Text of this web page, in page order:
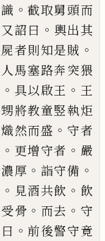
。截取舅頭而
詔曰 。 輿出其
者則知是賊 。
人馬塞路奔突猥
。 具以啟王 。 王
將教童竪執炬
熾然而盛 。 守者
。 更增守者 。 嚴
厚 。 詣守備 。
。 見酒共飲 。 飲
受骨 。 而去 。 守
。前後警守竟